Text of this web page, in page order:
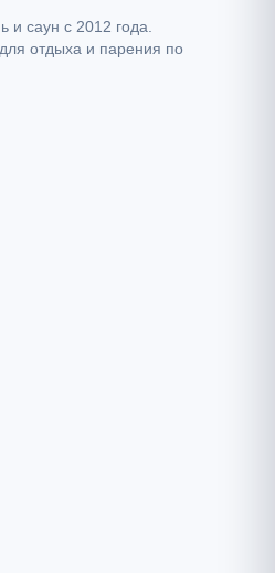
и саун с 2012 года.
отдыха и парения по